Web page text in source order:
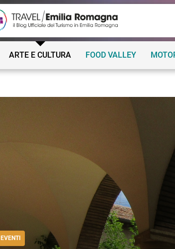
ARTE E CULTURA FOOD VALLEY
EVENTI